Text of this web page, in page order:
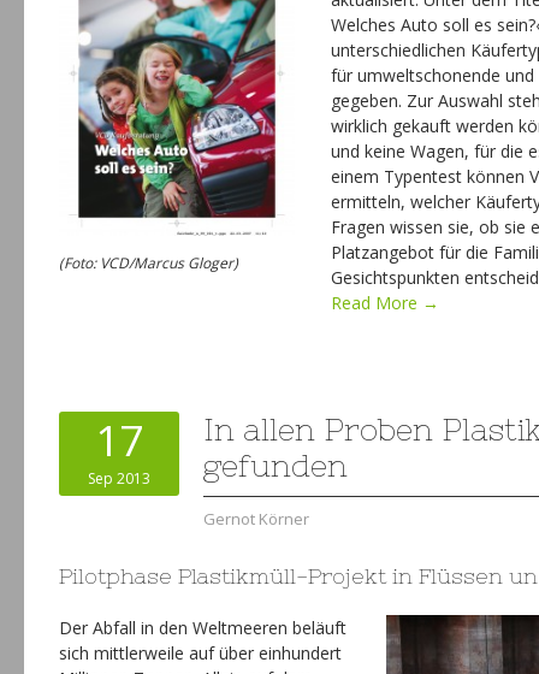
(Foto: VCD/Marcus Gloger)
Welches Auto soll es
unterschiedlichen
für umweltschonende
gegeben. Zur Auswahl
wirklich gekauft werden
und keine Wagen, für die
einem Typentest können
ermitteln, welcher
Fragen wissen sie, ob sie
Platzangebot für die
Gesichtspunkten
Read More →
17
Sep 2013
In allen Proben
gefunden
Gernot Körner
Pilotphase Plastikmüll-Projekt in Flüssen
Der Abfall in den Weltmeeren beläuft
sich mittlerweile auf über einhundert